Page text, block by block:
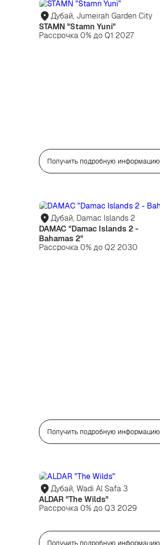
Дубай, Jumeirah Garden City
STAMN "Stamn Yuni"
Рассрочка 0% до Q1 2027
Получить подробную информацию
Дубай, Damac Islands 2
DAMAC "Damac Islands 2 -
Bahamas 2"
Рассрочка 0% до Q2 2030
Получить подробную информацию
Дубай, Wadi Al Safa 3
ALDAR "The Wilds"
Рассрочка 0% до Q3 2029
Получить подробную информацию